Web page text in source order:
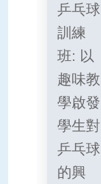
乒乓球
訓練
班: 以
趣味教
學啟發
學生對
乒乓球
的興